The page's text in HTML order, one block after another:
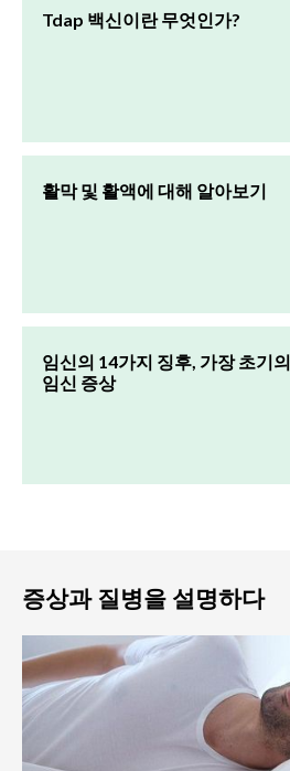
Tdap 백신이란 무엇인가?
활막 및 활액에 대해 알아보기
임신의 14가지 징후, 가장 초기의
임신 증상
증상과 질병을 설명하다